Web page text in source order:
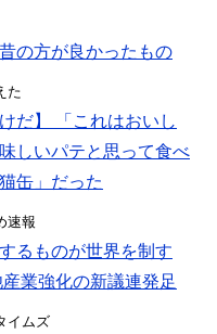
の方が良かったもの
た
だ】 「これはおいし
しいパテと思って食べ
缶」だった
速報
るものが世界を制す
業強化の新議連発足
イムズ